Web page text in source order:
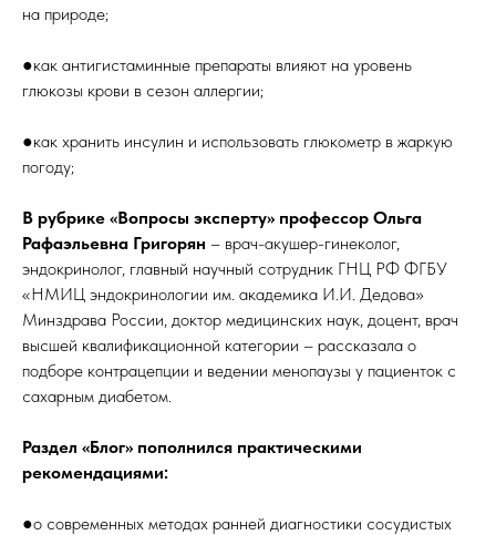
на природе;
●как антигистаминные препараты влияют на уровень
глюкозы крови в сезон аллергии;
●как хранить инсулин и использовать глюкометр в жаркую
погоду;
В рубрике «Вопросы эксперту» профессор Ольга
Рафаэльевна Григорян – врач-акушер-гинеколог,
эндокринолог, главный научный сотрудник ГНЦ РФ ФГБУ
«НМИЦ эндокринологии им. академика И.И. Дедова»
Минздрава России, доктор медицинских наук, доцент, врач
высшей квалификационной категории – рассказала о
подборе контрацепции и ведении менопаузы у пациенток с
сахарным диабетом.
Раздел «Блог» пополнился практическими
рекомендациями:
●о современных методах ранней диагностики сосудистых
ПОПУЛЯРНЫЕ
Расписание врачей
Охрана Труда
Консультативно-диагностическое отделение
Лаборатория
Дневной стационар при поликлинике
ОБ УЧРЕЖДЕНИИ
Лицензии
Вакансии
Для Людей С Ограниченными Возможностями